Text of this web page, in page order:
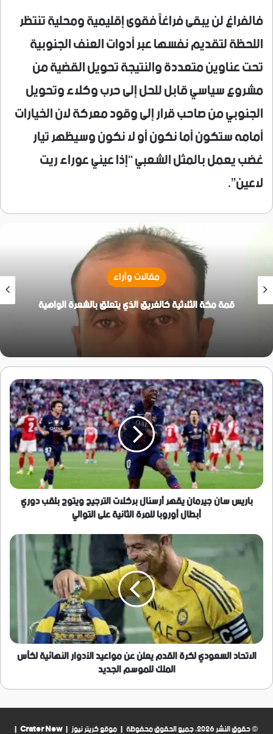
فالفراغ لن يبقى فراغاً فقوى إقليمية ومحلية تنتظر
اللحظة لتقديم نفسها عبر أدوات العنف الجنوبية
تحت عناوين متعددة والنتيجة تحويل القضية من
مشروع سياسي قابل للحل إلى حرب وكلاء وتحويل
الجنوبي من صاحب قرار إلى وقود معركة لان الخيارات
أمامه ستكون أما نكون أو لا نكون وسيظهر تيار
غضب يعمل بالمثل الشعبي “إذا عيني عوراء ريت
لاعين”.
مقالات وآراء
قمة مكة الثلاثية كالغريق الذي يتعلق بالشعرة الواهية
باريس
سان
جيرمان
يقهر
آرسنال
بركلات
الترجيح
ويتوج
بلقب
دوري
أبطال
للمرة
الثانية
على
باريس سان جيرمان يقهر آرسنال بركلات الترجيح ويتوج بلقب دوري
أبطال أوروبا للمرة الثانية على التوالي
الاتحاد
السعودي
لكرة
مواعيد
الأدوار
النهائية
لكأس
الملك
الجديد
الاتحاد السعودي لكرة القدم يعلن عن مواعيد الأدوار النهائية لكأس
الملك للموسم الجديد
© حقوق النشر 2026، جميع الحقوق محفوظة | موقع كريتر نيوز | Crater New
|